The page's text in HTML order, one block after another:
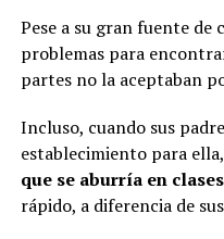
Pese a su gran fuente
problemas para
partes no la aceptaban
Incluso, cuando sus
establecimiento para ella,
que se aburría en
rápido, a diferencia de